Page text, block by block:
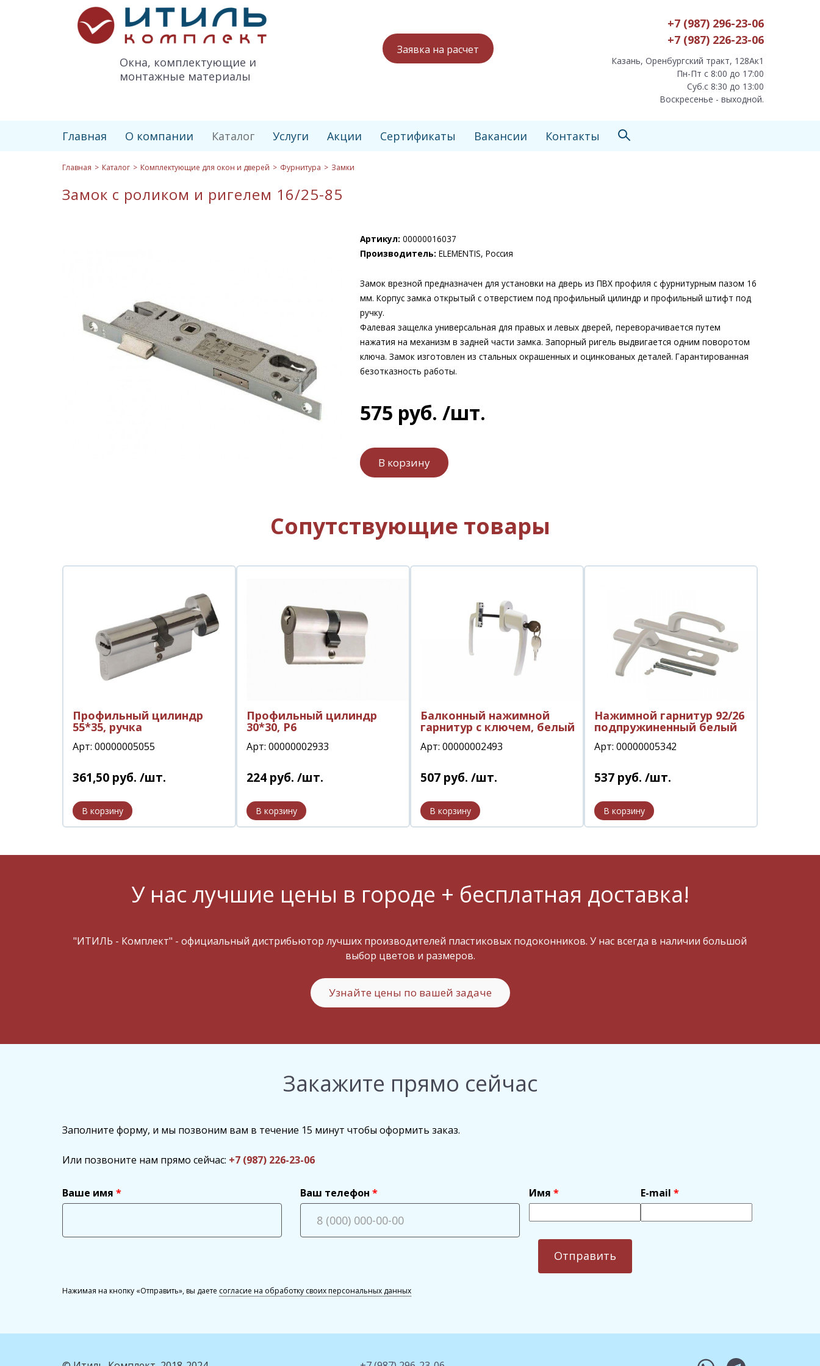
Итиль-
Комплект
logo
Окна, комплектующие и
монтажные материалы
Заявка на расчет
+7 (987) 296-23-06
+7 (987) 226-23-06
Казань, Оренбургский тракт, 128Ак1
Пн-Пт с 8:00 до 17:00
Суб.с 8:30 до 13:00
Воскресенье - выходной.
Главная О компании Каталог Услуги Акции Сертификаты Вакансии Контакты
Главная Каталог Комплектующие для окон и дверей Фурнитура Замки
Замок с роликом и ригелем 16/25-85
Артикул: 00000016037
Производитель: ELEMENTIS, Россия
Замок врезной предназначен для установки на дверь из ПВХ профиля с фурнитурным пазом 16
мм. Корпус замка открытый с отверстием под профильный цилиндр и профильный штифт под
ручку.
Фалевая защелка универсальная для правых и левых дверей, переворачивается путем
нажатия на механизм в задней части замка. Запорный ригель выдвигается одним поворотом
ключа. Замок изготовлен из стальных окрашенных и оцинкованых деталей. Гарантированная
безотказность работы.
575 руб. /шт.
Сопутствующие товары
Профильный цилиндр
55*35, ручка
Арт: 00000005055
361,50 руб. /шт.
Профильный цилиндр
30*30, Р6
Арт: 00000002933
224 руб. /шт.
Балконный нажимной
гарнитур с ключем, белый
Арт: 00000002493
507 руб. /шт.
Нажимной гарнитур 92/26
подпружиненный белый
Арт: 00000005342
537 руб. /шт.
У нас лучшие цены в городе + бесплатная доставка!
"ИТИЛЬ - Комплект" - официальный дистрибьютор лучших производителей пластиковых подоконников. У нас всегда в наличии большой
выбор цветов и размеров.
Узнайте цены по вашей задаче
Закажите прямо сейчас
Заполните форму, и мы позвоним вам в течение 15 минут чтобы оформить заказ.
Или позвоните нам прямо сейчас: +7 (987) 226-23-06
Ваше имя Ваш телефон Имя E-mail
Нажимая на кнопку «Отправить», вы даете согласие на обработку своих персональных данных